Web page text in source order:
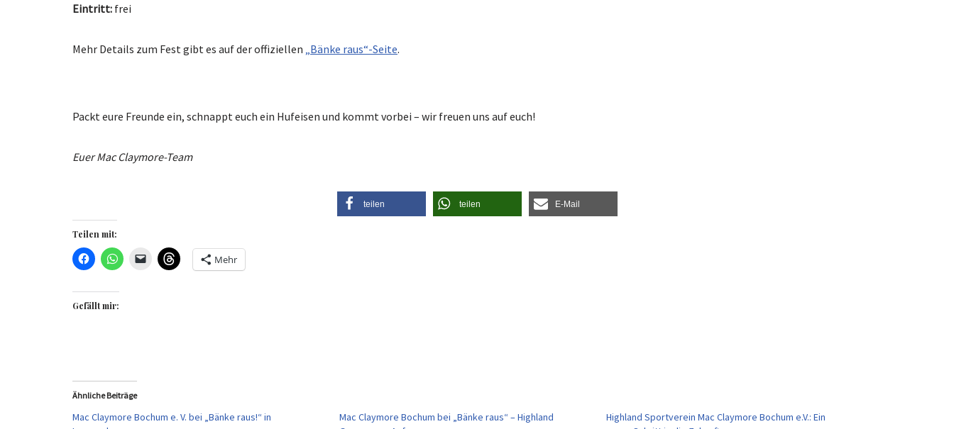
Eintritt: frei
Mehr Details zum Fest gibt es auf der offiziellen „Bänke raus“-Seite.
Packt eure Freunde ein, schnappt euch ein Hufeisen und kommt vorbei – wir freuen uns auf euch!
Euer Mac Claymore-Team
teilen teilen E-Mail
Teilen mit:
Mehr
Gefällt mir:
Ähnliche Beiträge
Mac Claymore Bochum e. V. bei „Bänke raus!“ in
Mac Claymore Bochum bei „Bänke raus“ – Highland
Highland Sportverein Mac Claymore Bochum e.V.: Ein